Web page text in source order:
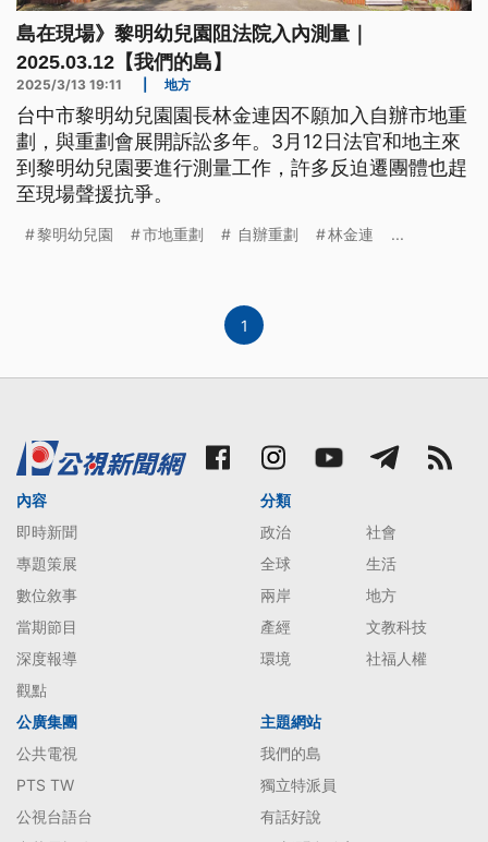
島在現場》黎明幼兒園阻法院入內測量｜
2025.03.12【我們的島】
2025/3/13 19:11 地方
台中市黎明幼兒園園長林金連因不願加入自辦市地重
劃，與重劃會展開訴訟多年。3月12日法官和地主來
到黎明幼兒園要進行測量工作，許多反迫遷團體也趕
至現場聲援抗爭。
黎明幼兒園 市地重劃 自辦重劃 林金連 ...
1
內容
即時新聞
專題策展
數位敘事
當期節目
深度報導
觀點
分類
政治
社會
全球
生活
兩岸
地方
產經
文教科技
環境
社福人權
公廣集團
公共電視
PTS TW
公視台語台
主題網站
我們的島
獨立特派員
有話好說